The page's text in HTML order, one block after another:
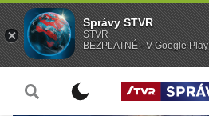
Správy STVR
STVR
BEZPLATNÉ - V Google Play